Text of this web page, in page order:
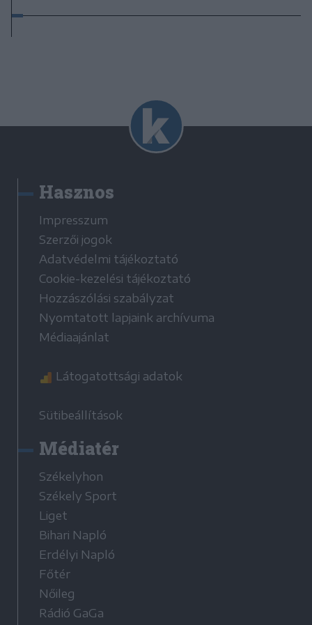
Hasznos
Impresszum
Szerzői jogok
Adatvédelmi tájékoztató
Cookie-kezelési tájékoztató
Hozzászólási szabályzat
Nyomtatott lapjaink archívuma
Médiaajánlat
Látogatottsági adatok
Sütibeállítások
Médiatér
Székelyhon
Székely Sport
Liget
Bihari Napló
Erdélyi Napló
Főtér
Nőileg
Rádió GaGa